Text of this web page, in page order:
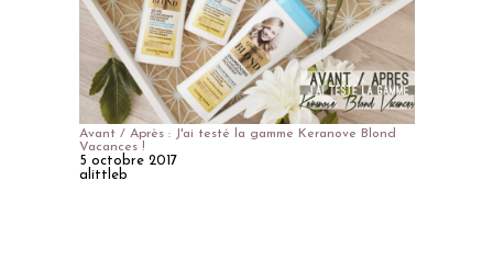
Avant / Après : J'ai testé la gamme Keranove Blond
Vacances !
5 octobre 2017
alittleb